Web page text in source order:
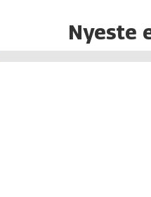
Nyeste